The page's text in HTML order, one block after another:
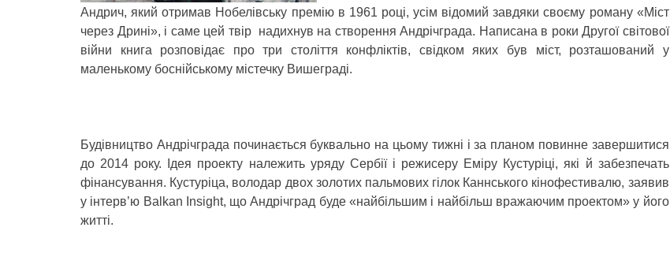
Андрич, який отримав Нобелівську премію в 1961 році, усім відомий завдяки своєму роману «Міст
через Дрині», і саме цей твір надихнув на створення Андрічграда. Написана в роки Другої світової
війни книга розповідає про три століття конфліктів, свідком яких був міст, розташований у
маленькому боснійському містечку Вишеграді.
Будівництво Андрічграда починається буквально на цьому тижні і за планом повинне завершитися
до 2014 року. Ідея проекту належить уряду Сербії і режисеру Еміру Кустуріці, які й забезпечать
фінансування. Кустуріца, володар двох золотих пальмових гілок Каннського кінофестивалю, заявив
у інтерв’ю Balkan Insight, що Андрічград буде «найбільшим і найбільш вражаючим проектом» у його
житті.